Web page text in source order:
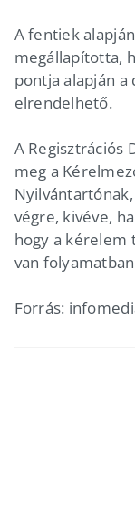
A fentiek
megállapította,
pontja alapján a
elrendelhető.
A Regisztrációs
meg a
végre, kivéve,
hogy a kérelem
van
Forrás: